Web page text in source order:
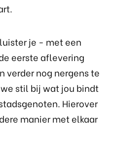
je - met een
eerste aflevering
verder nog nergens te
stil bij wat jou bindt
Hierover
manier met elkaar